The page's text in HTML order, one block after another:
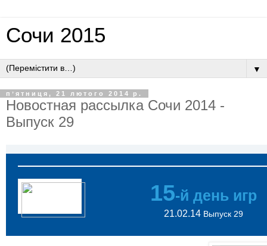
Сочи 2015
▼
пʼятниця, 21 лютого 2014 р.
Новостная рассылка Сочи 2014 -
Выпуск 29
15-й день игр
21.02.14 Выпуск 29